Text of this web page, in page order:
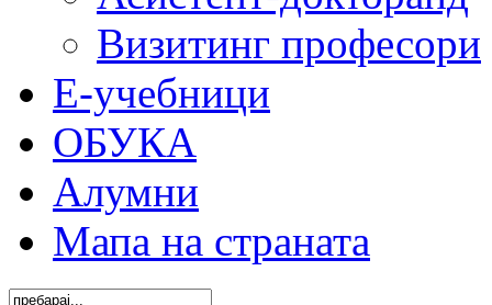
Визитинг професори
Е-учебници
ОБУКА
Алумни
Мапа на страната